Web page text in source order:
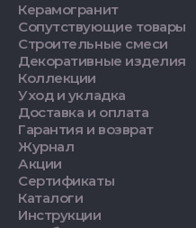
Керамогранит
Сопутствующие товары
Строительные смеси
Декоративные изделия
Коллекции
Уход и укладка
Доставка и оплата
Гарантия и возврат
Журнал
Акции
Сертификаты
Каталоги
Инструкции